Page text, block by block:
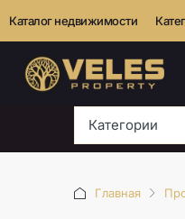
Каталог недвижимости
Категории
Главная